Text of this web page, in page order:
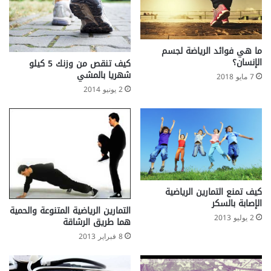
أ
ي
و
ق
ت
(
c
s
)
ط
ف
ا
ل
ا
ل
ع
ما هي فوائد الرياضة لجسم
الإنسان؟
7 مايو 2018
كيف تنقص من وزنك 5 كيلو
شهريا بالمشي
2 يونيو 2014
كيف تمنع التمارين الرياضية
الإصابة بالسكر
2 يوليو 2013 التمارين الرياضية المتنوعة والحمية
هما طريق الرشاقة
8 فبراير 2013